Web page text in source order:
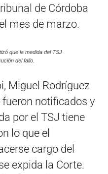
de Córdoba
mes de marzo.
que la medida del TSJ
del fallo.
Miguel Rodríguez
notificados y
por el TSJ tiene
lo que el
cargo del
expida la Corte.